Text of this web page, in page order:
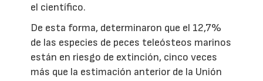
el científico.
De esta forma, determinaron que el 12,7%
de las especies de peces teleósteos marinos
están en riesgo de extinción, cinco veces
más que la estimación anterior de la Unión